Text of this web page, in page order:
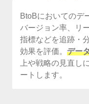
BtoBにおいてのデ
バージョン率、リ
指標などを追跡・
効果を評価。 デー
上や戦略の見直し
ートします。